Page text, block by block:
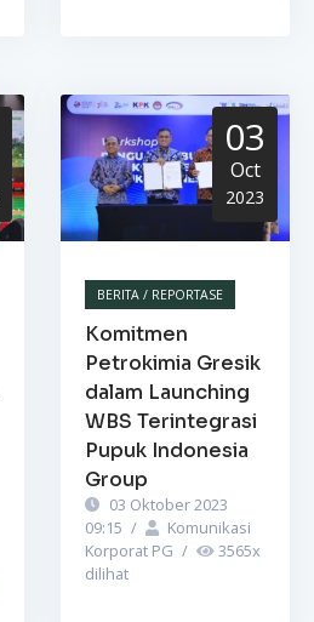
03
Oct
2023
BERITA / REPORTASE
Komitmen
Petrokimia Gresik
dalam Launching
WBS Terintegrasi
Pupuk Indonesia
Group
03 Oktober 2023
09:15 /
Komunikasi
Korporat PG / 3565x
dilihat